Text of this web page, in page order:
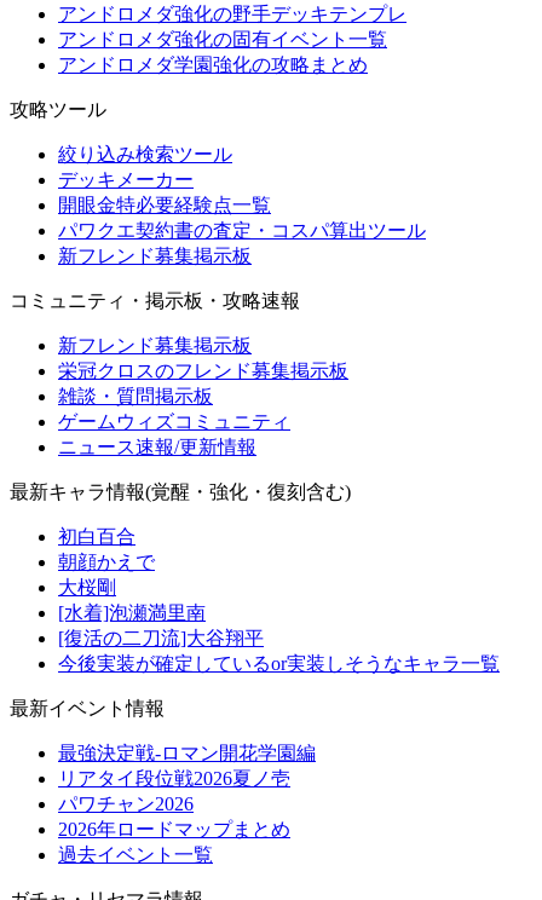
アンドロメダ強化の野手デッキテンプレ
アンドロメダ強化の固有イベント一覧
アンドロメダ学園強化の攻略まとめ
攻略ツール
絞り込み検索ツール
デッキメーカー
開眼金特必要経験点一覧
パワクエ契約書の査定・コスパ算出ツール
新フレンド募集掲示板
コミュニティ・掲示板・攻略速報
新フレンド募集掲示板
栄冠クロスのフレンド募集掲示板
雑談・質問掲示板
ゲームウィズコミュニティ
ニュース速報/更新情報
最新キャラ情報(覚醒・強化・復刻含む)
初白百合
朝顔かえで
大桜剛
[水着]泡瀬満里南
[復活の二刀流]大谷翔平
今後実装が確定しているor実装しそうなキャラ一覧
最新イベント情報
最強決定戦-ロマン開花学園編
リアタイ段位戦2026夏ノ壱
パワチャン2026
2026年ロードマップまとめ
過去イベント一覧